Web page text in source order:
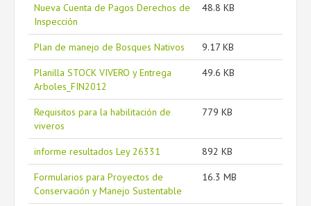
Nueva Cuenta de Pagos Derechos de
Inspección
48.8 KB
Plan de manejo de Bosques Nativos 9.17 KB
Planilla STOCK VIVERO y Entrega
Arboles_FIN2012
49.6 KB
Requisitos para la habilitación de
viveros
779 KB
informe resultados Ley 26331 892 KB
Formularios para Proyectos de
Conservación y Manejo Sustentable
16.3 MB